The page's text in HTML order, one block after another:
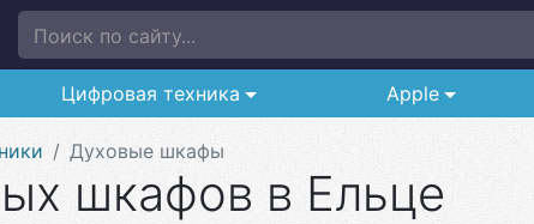
Поиск по сайту...
Цифровая техника Apple
Духовые шкафы
шкафов в Ельце